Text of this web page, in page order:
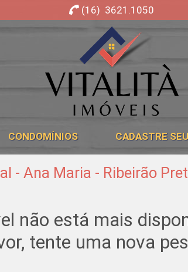
(16) 3621.1050
CONDOMÍNIOS CADASTRE
- Ana Maria - Ribeirão
não está mais
tente uma nova